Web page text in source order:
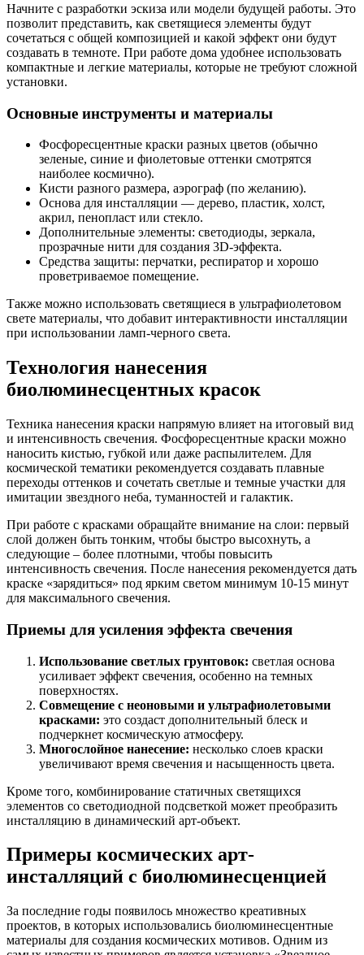
Начните с разработки эскиза или модели будущей работы. Это
позволит представить, как светящиеся элементы будут
сочетаться с общей композицией и какой эффект они будут
создавать в темноте. При работе дома удобнее использовать
компактные и легкие материалы, которые не требуют сложной
установки.
Основные инструменты и материалы
Фосфоресцентные краски разных цветов (обычно
зеленые, синие и фиолетовые оттенки смотрятся
наиболее космично).
Кисти разного размера, аэрограф (по желанию).
Основа для инсталляции — дерево, пластик, холст,
акрил, пенопласт или стекло.
Дополнительные элементы: светодиоды, зеркала,
прозрачные нити для создания 3D-эффекта.
Средства защиты: перчатки, респиратор и хорошо
проветриваемое помещение.
Также можно использовать светящиеся в ультрафиолетовом
свете материалы, что добавит интерактивности инсталляции
при использовании ламп-черного света.
Технология нанесения
биолюминесцентных красок
Техника нанесения краски напрямую влияет на итоговый вид
и интенсивность свечения. Фосфоресцентные краски можно
наносить кистью, губкой или даже распылителем. Для
космической тематики рекомендуется создавать плавные
переходы оттенков и сочетать светлые и темные участки для
имитации звездного неба, туманностей и галактик.
При работе с красками обращайте внимание на слои: первый
слой должен быть тонким, чтобы быстро высохнуть, а
следующие – более плотными, чтобы повысить
интенсивность свечения. После нанесения рекомендуется дать
краске «зарядиться» под ярким светом минимум 10-15 минут
для максимального свечения.
Приемы для усиления эффекта свечения
Использование светлых грунтовок: светлая основа
усиливает эффект свечения, особенно на темных
поверхностях.
Совмещение с неоновыми и ультрафиолетовыми
красками: это создаст дополнительный блеск и
подчеркнет космическую атмосферу.
Многослойное нанесение: несколько слоев краски
увеличивают время свечения и насыщенность цвета.
Кроме того, комбинирование статичных светящихся
элементов со светодиодной подсветкой может преобразить
инсталляцию в динамический арт-объект.
Примеры космических арт-
инсталляций с биолюминесценцией
За последние годы появилось множество креативных
проектов, в которых использовались биолюминесцентные
материалы для создания космических мотивов. Одним из